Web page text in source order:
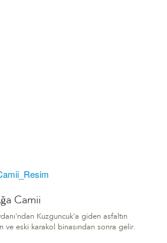
Camii
Kuzguncuk'a giden asfaltın
ve eski karakol binasından sonra gelir.